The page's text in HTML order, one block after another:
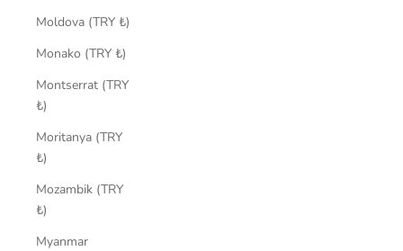
Moldova (TRY ₺)
Monako (TRY ₺)
Montserrat (TRY
₺)
Moritanya (TRY
₺)
Mozambik (TRY
₺)
Myanmar